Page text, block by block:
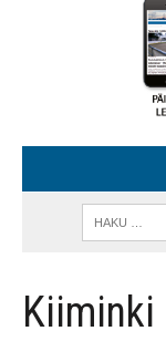
Kiiminki